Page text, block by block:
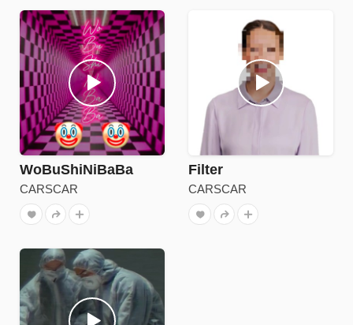
WoBuShiNiBaBa
CARSCAR
Filter
CARSCAR